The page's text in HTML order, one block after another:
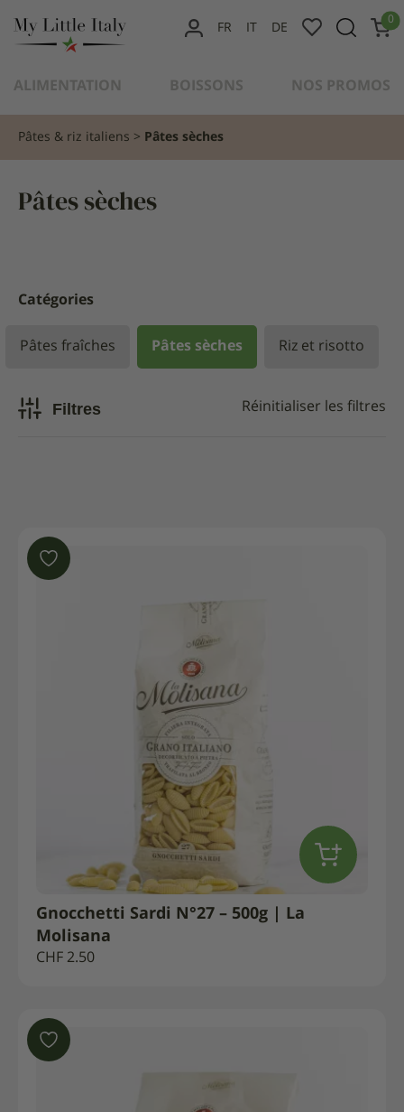
ALIMENTATION BOISSONS NOS PROMOS
FR DE
0
Pâtes & riz italiens Pâtes sèches
Pâtes sèches
Catégories
Pâtes fraîches Pâtes sèches Riz et risotto
Filtres
En promo
Réinitialiser les filtres
Gnocchetti Sardi N°27 – 500g | La
Molisana
CHF 2.50